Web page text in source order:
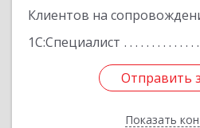
Клиентов на
1С:Специалист
Отправить
Показать
Отправить
Назад